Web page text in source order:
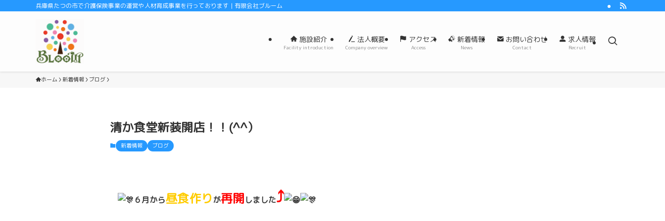
兵庫県たつの市で介護保険事業の運営や人材育成事業を行っております | 有限会社ブルーム
施設紹介
Facility introduction
法人概要
Company overview
アクセス
Access
新着情報
News
お問い合わせ
Contact
求人情報
Recruit
ホーム 新着情報 ブログ
清か食堂新装開店！！(^^）
新着情報 ブログ
６月から昼食作り が再開しました⤴️